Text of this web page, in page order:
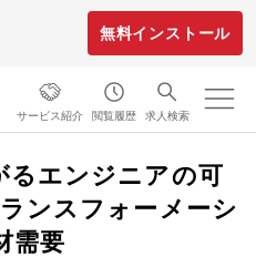
無料インストール
サービス紹介 閲覧履歴 求人検索
るエンジニアの可
ンスフォーメーシ
需要